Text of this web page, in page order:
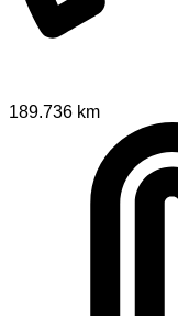
189.736 km